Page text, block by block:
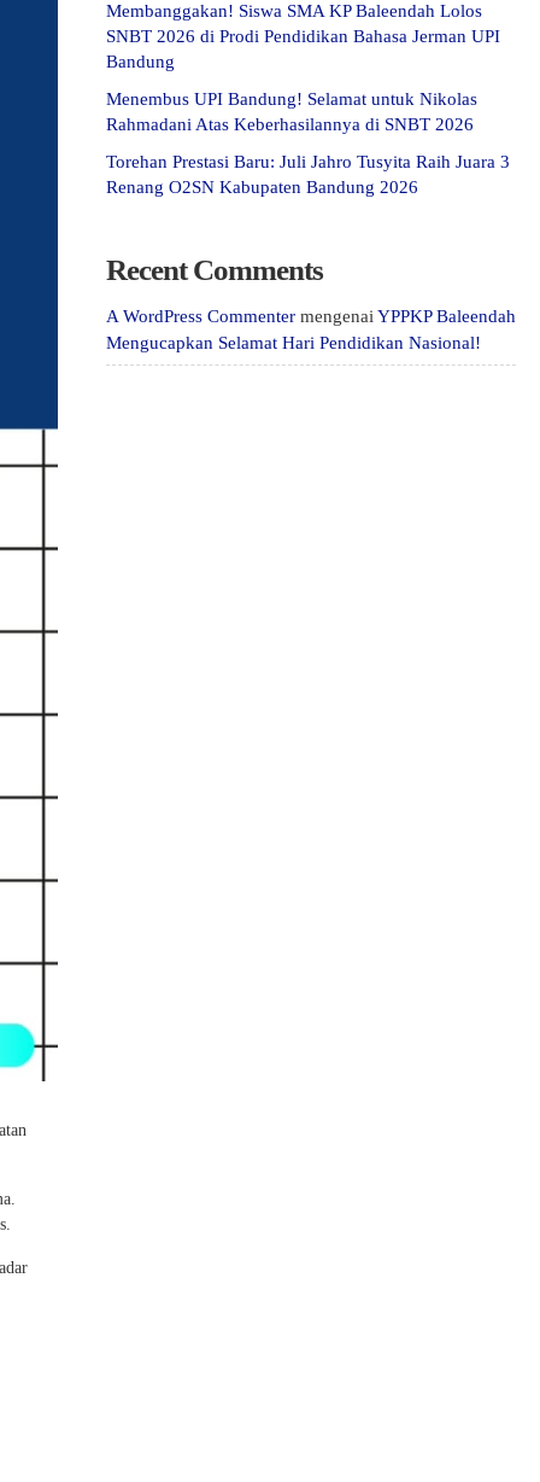
Membanggakan! Siswa SMA KP Baleendah Lolos
SNBT 2026 di Prodi Pendidikan Bahasa Jerman UPI
Bandung
Menembus UPI Bandung! Selamat untuk Nikolas
Rahmadani Atas Keberhasilannya di SNBT 2026
Torehan Prestasi Baru: Juli Jahro Tusyita Raih Juara 3
Renang O2SN Kabupaten Bandung 2026
Recent Comments
A WordPress Commenter mengenai YPPKP Baleendah
Mengucapkan Selamat Hari Pendidikan Nasional!